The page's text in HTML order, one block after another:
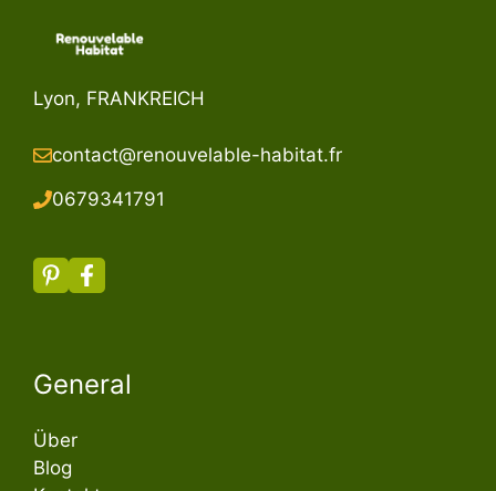
Lyon, FRANKREICH
contact@renouvelable-habitat.fr
0679341791
General
Über
Blog